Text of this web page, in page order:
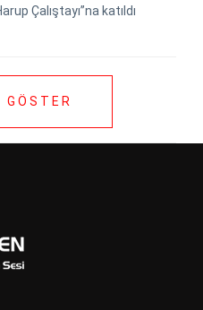
Çalıştayı”na katıldı
GÖSTER